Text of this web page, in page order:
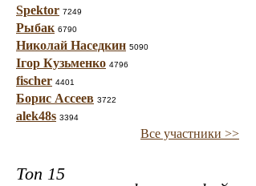
Spektor 7249
Рыбак 6790
Николай Наседкин 5090
Ігор Кузьменко 4796
fischer 4401
Борис Ассеев 3722
alek48s 3394
Все участники >>
Топ 15